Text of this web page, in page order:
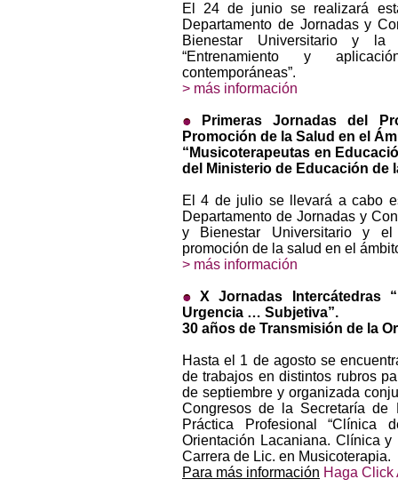
El 24 de junio se realizará
Departamento de Jornadas y
Bienestar Universitario y la
“Entrenamiento y
contemporáneas”.
> más información
Primeras Jornadas del
Promoción de la Salud en el
“Musicoterapeutas en
del Ministerio de Educación de
El 4 de julio se llevará a cabo
Departamento de Jornadas y
y Bienestar Universitario y el
promoción de la salud en el
> más información
X Jornadas Intercátedras
Urgencia … Subjetiva”.
30 años de Transmisión de la
Hasta el 1 de agosto se
de trabajos en distintos rubros
de septiembre y organizada
Congresos de la Secretaría de
Práctica Profesional “Clínica
Orientación Lacaniana. Clínica y
Carrera de Lic. en Musicoterapia.
Para más información Haga Click